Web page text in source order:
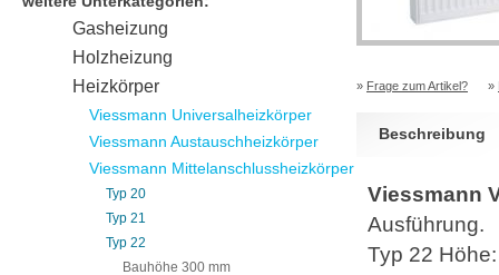
» Frage zum Artikel? »
Beschreibung
Viessmann
Ausführung.
Typ 22
Gasheizung
Holzheizung
Heizkörper
Viessmann Universalheizkörper
Viessmann Austauschheizkörper
Viessmann Mittelanschlussheizkörper
Typ 20
Typ 21
Typ 22
Bauhöhe 300 mm